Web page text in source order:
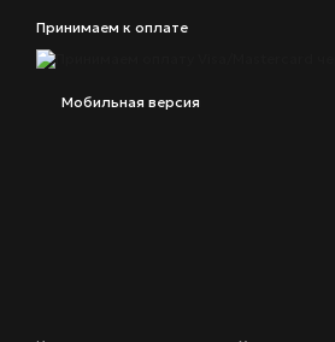
Принимаем к оплате
Мобильная версия